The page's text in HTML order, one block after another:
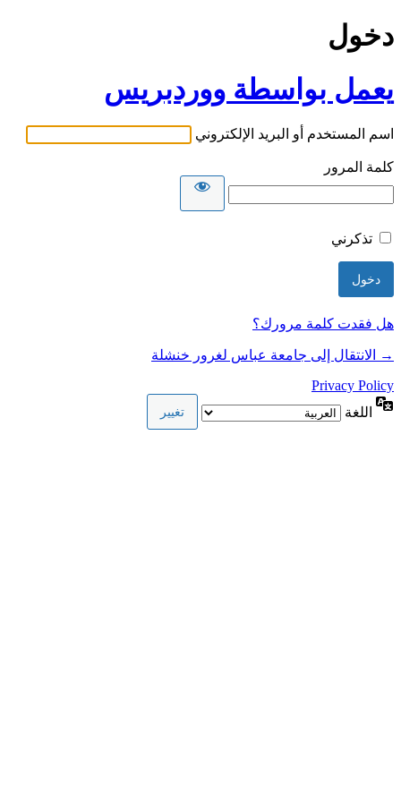
دخول
يعمل بواسطة ووردبريس
اسم المستخدم أو البريد الإلكتروني
كلمة المرور
تذكرني
هل فقدت كلمة مرورك؟
→ الانتقال إلى جامعة عباس لغرور خنشلة
Privacy Policy
اللغة